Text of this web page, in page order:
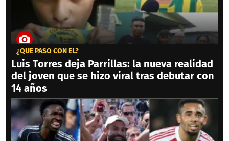
¿QUÉ PASÓ CON ÉL?
Luis Torres deja Parrillas: la nueva realidad
del joven que se hizo viral tras debutar con
14 años